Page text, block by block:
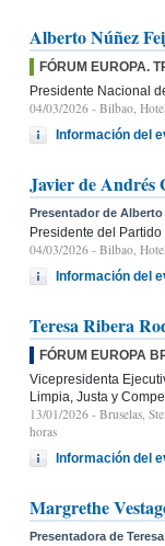
Alberto Núñez
FÓRUM EUROPA.
Presidente Nacional
04/03/2026 - Bilbao,
Información del
Javier de Andrés
Presentador de
Presidente del
04/03/2026 - Bilbao,
Información del
Teresa Ribera
FÓRUM EUROPA
Vicepresidenta
Limpia, Justa y
13/01/2026 - Bruselas,
horas
Información del
Margrethe
Presentadora de